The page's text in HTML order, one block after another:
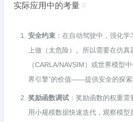
实际应用中的考量 #
安全约束 ：在自动驾驶中，强化
上做（太危险）。所以需要在仿真
（CARLA/NAVSIM）或世界模型
界引擎”的价值——提供安全的探索
奖励函数调试 ：奖励函数的权重
用小规模数据快速迭代，观察模型